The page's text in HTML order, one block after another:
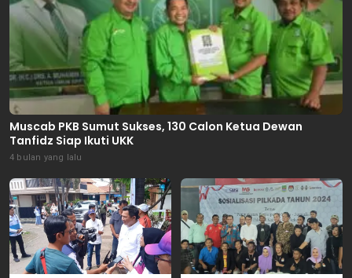
Muscab PKB Sumut Sukses, 130 Calon Ketua Dewan
Tanfidz Siap Ikuti UKK
4 bulan yang lalu